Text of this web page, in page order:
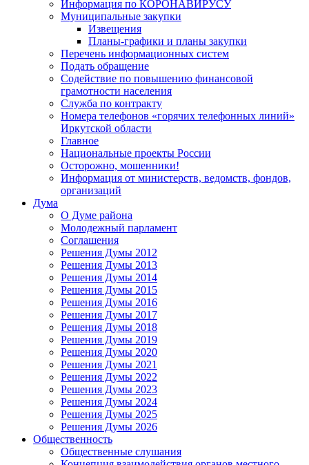
Информация по КОРОНАВИРУСУ
Муниципальные закупки
Извещения
Планы-графики и планы закупки
Перечень информационных систем
Подать обращение
Содействие по повышению финансовой
грамотности населения
Служба по контракту
Номера телефонов «горячих телефонных линий»
Иркутской области
Главное
Национальные проекты России
Осторожно, мошенники!
Информация от министерств, ведомств, фондов,
организаций
Дума
О Думе района
Молодежный парламент
Соглашения
Решения Думы 2012
Решения Думы 2013
Решения Думы 2014
Решения Думы 2015
Решения Думы 2016
Решения Думы 2017
Решения Думы 2018
Решения Думы 2019
Решения Думы 2020
Решения Думы 2021
Решения Думы 2022
Решения Думы 2023
Решения Думы 2024
Решения Думы 2025
Решения Думы 2026
Общественность
Общественные слушания